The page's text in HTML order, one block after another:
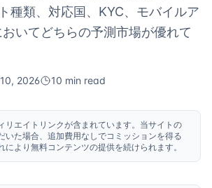
種類、対応国、KYC、モバイルア
いてどちらの予測市場が優れて
2026 10 min read
リエイトリンクが含まれています。当サイトの
いた場合、追加費用なしでコミッションを得る
により無料コンテンツの提供を続けられます。